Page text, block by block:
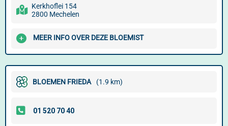
Kerkhoflei 154
2800 Mechelen
MEER INFO OVER DEZE BLOEMIST
BLOEMEN FRIEDA (1.9 km)